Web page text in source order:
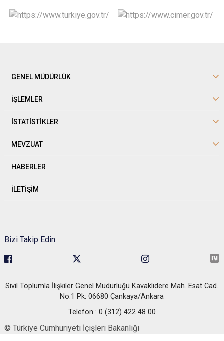
GENEL MÜDÜRLÜK
İŞLEMLER
İSTATİSTİKLER
MEVZUAT
HABERLER
İLETİŞİM
Bizi Takip Edin
Sivil Toplumla İlişkiler Genel Müdürlüğü Kavaklıdere Mah. Esat Cad.
No:1 Pk: 06680 Çankaya/Ankara
Telefon : 0 (312) 422 48 00
© Türkiye Cumhuriyeti İçişleri Bakanlığı